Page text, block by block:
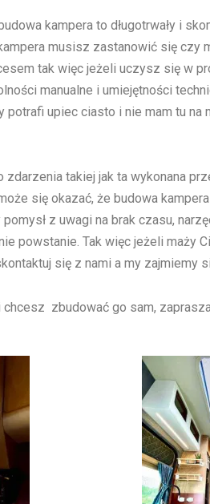
kampera to długotrwały i
musisz zastanowić się czy
tak więc jeżeli uczysz się w
manualne i umiejętności
potrafi upiec ciasto i nie mam tu
takiej jak ta wykonana
się okazać, że budowa
z uwagi na brak czasu,
powstanie. Tak więc jeżeli maży
się z nami a my zajmiemy
zbudować go sam,